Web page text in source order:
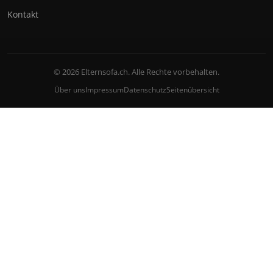
Kontakt
© 2026 Elternsofa.ch. Alle Rechte vorbehalten.
Über unsImpressumDatenschutzSeitenübersicht